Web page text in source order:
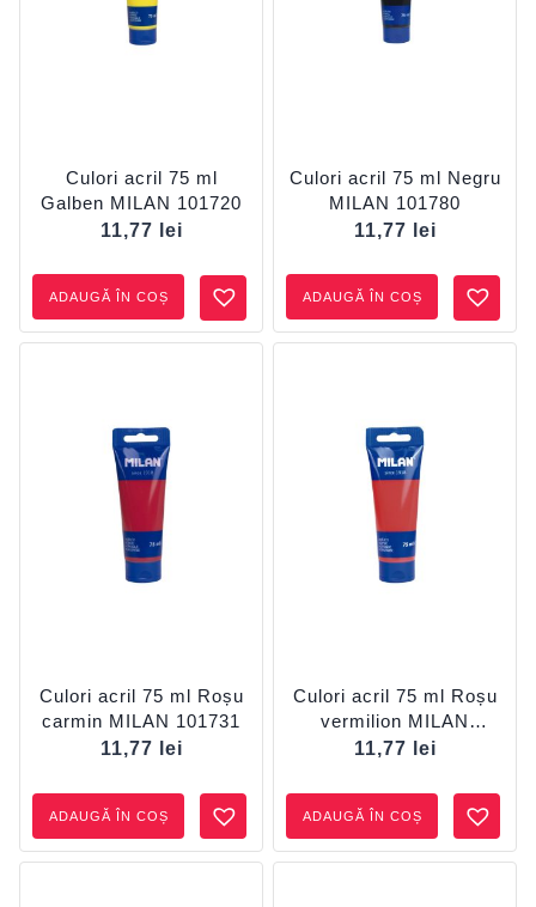
Culori acril 75 ml
Galben MILAN 101720
11,77
lei
ADAUGĂ ÎN COȘ
Culori acril 75 ml Negru
MILAN 101780
11,77
lei
ADAUGĂ ÎN COȘ
Culori acril 75 ml Roșu
carmin MILAN 101731
11,77
lei
ADAUGĂ ÎN COȘ
Culori acril 75 ml Roșu
vermilion MILAN
101730
11,77 lei
ADAUGĂ ÎN COȘ